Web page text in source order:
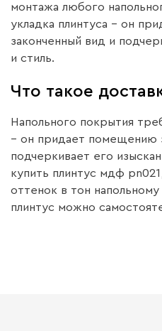
монтажа любого
укладка плинтуса – он
законченный вид и
и стиль.
Что такое
Напольного покрытия
– он придает помещению
подчеркивает его
купить плинтус мдф
оттенок в тон
плинтус можно